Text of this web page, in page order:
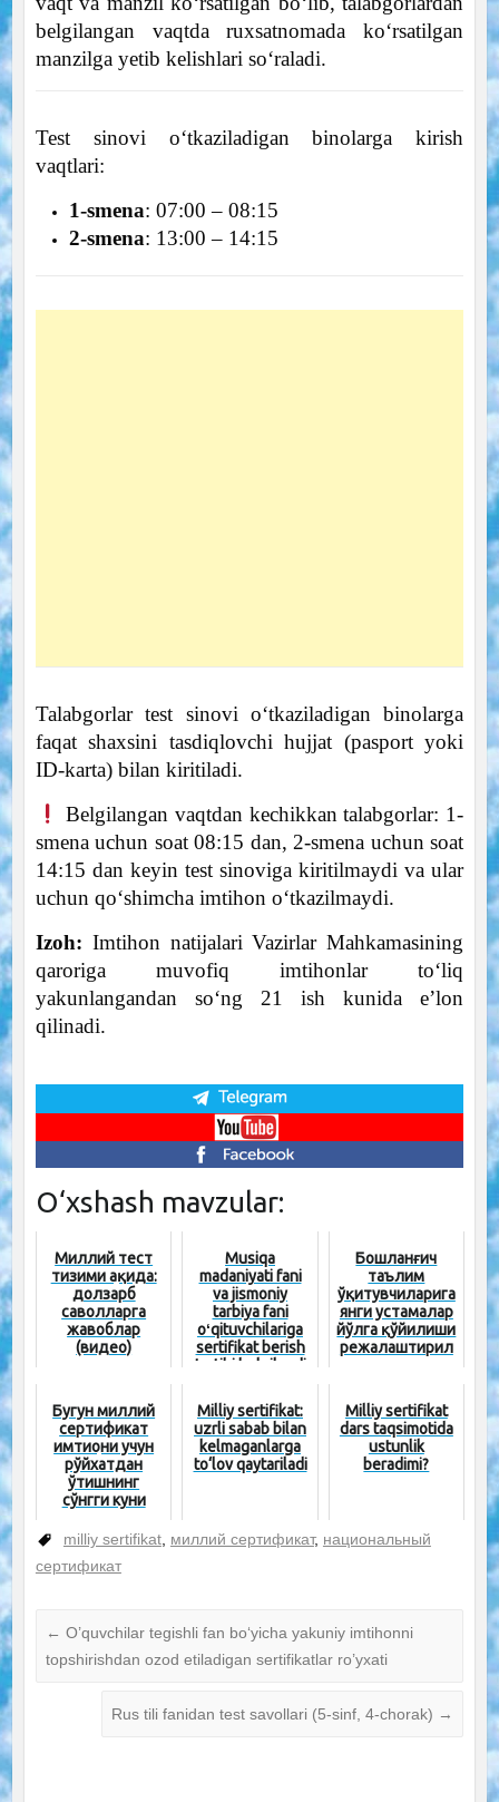
belgilangan vaqtda ruxsatnomada koʻrsatilgan
manzilga yetib kelishlari so‘raladi.
Test sinovi o‘tkaziladigan binolarga kirish
vaqtlari:
1-smena: 07:00 – 08:15
2-smena: 13:00 – 14:15
Talabgorlar test sinovi o‘tkaziladigan binolarga
faqat shaxsini tasdiqlovchi hujjat (pasport yoki
ID-karta) bilan kiritiladi.
Belgilangan vaqtdan kechikkan talabgorlar: 1-
smena uchun soat 08:15 dan, 2-smena uchun soat
14:15 dan keyin test sinoviga kiritilmaydi va ular
uchun qo‘shimcha imtihon o‘tkazilmaydi.
Izoh: Imtihon natijalari Vazirlar Mahkamasining
qaroriga muvofiq imtihonlar to‘liq
yakunlangandan so‘ng 21 ish kunida e’lon
qilinadi.
O‘xshash mavzular:
Миллий тест
тизими ҳақида:
долзарб
саволларга
жавоблар
(видео)
Musiqa
madaniyati fani
va jismoniy
tarbiya fani
oʻqituvchilariga
sertifikat berish
tartibi belgilandi
Бошланғич
таълим
ўқитувчиларига
янги устамалар
йўлга қўйилиши
режалаштирил
Бугун миллий
сертификат
имтиҳони учун
рўйхатдан
ўтишнинг
сўнгги куни
Milliy sertifikat:
uzrli sabab bilan
kelmaganlarga
to‘lov qaytariladi
Milliy sertifikat
dars taqsimotida
ustunlik
beradimi?
milliy sertifikat, миллий сертификат, национальный
сертификат
← O’quvchilar tegishli fan boʻyicha yakuniy imtihonni
topshirishdan ozod etiladigan sertifikatlar ro’yxati
Rus tili fanidan test savollari (5-sinf, 4-chorak) →